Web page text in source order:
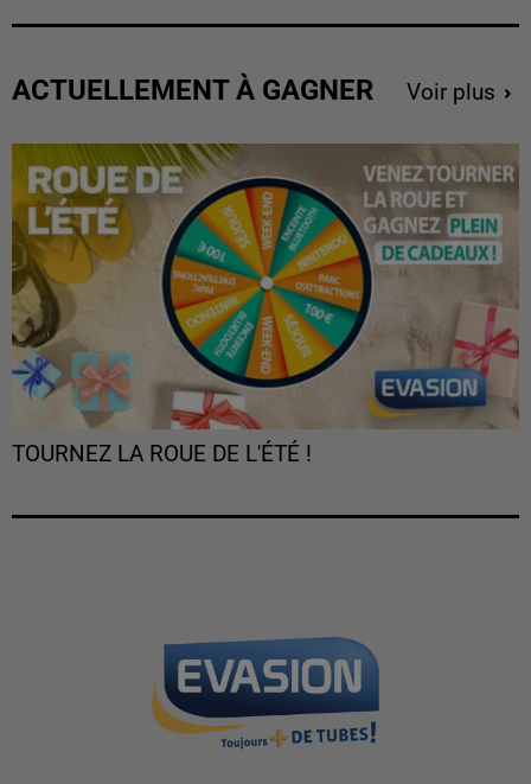
ACTUELLEMENT À GAGNER Voir plus
TOURNEZ LA ROUE DE L'ÉTÉ !